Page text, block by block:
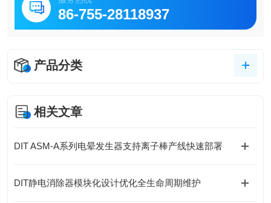
86-755-28118937
产品分类
相关文章
DIT ASM-A系列电晕发生器支持离子棒产线快速部署
DIT静电消除器模块化设计优化全生命周期维护